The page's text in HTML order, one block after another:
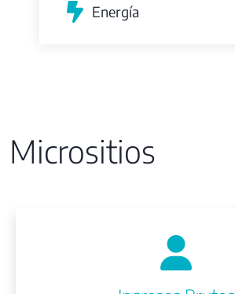
Energía
Micrositios